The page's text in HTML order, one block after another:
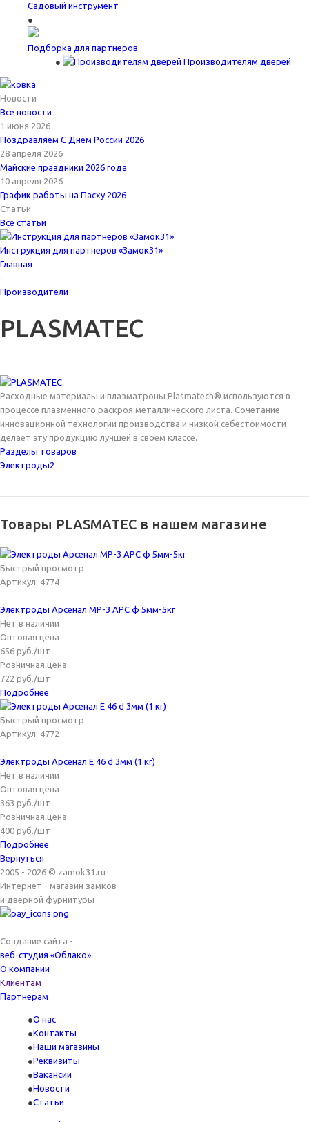
Садовый инструмент
Подборка для партнеров
Производителям дверей
Новости
Все новости
1 июня 2026
Поздравляем С Днем России 2026
28 апреля 2026
Майские праздники 2026 года
10 апреля 2026
График работы на Пасху 2026
Статьи
Все статьи
Инструкция для партнеров «Замок31»
Главная
-
Производители
PLASMATEC
Расходные материалы и плазматроны Plasmatech® используются в
процессе плазменного раскроя металлического листа. Сочетание
инновационной технологии производства и низкой себестоимости
делает эту продукцию лучшей в своем классе.
Разделы товаров
Электроды2
Товары PLASMATEC в нашем магазине
Быстрый просмотр
Артикул: 4774
Электроды Арсенал МР-3 АРС ф 5мм-5кг
Нет в наличии
Оптовая цена
656 руб./шт
Розничная цена
722 руб./шт
Подробнее
Быстрый просмотр
Артикул: 4772
Электроды Арсенал Е 46 d 3мм (1 кг)
Нет в наличии
Оптовая цена
363 руб./шт
Розничная цена
400 руб./шт
Подробнее
Вернуться
2005 - 2026 © zamok31.ru
Интернет - магазин замков
и дверной фурнитуры
Создание сайта -
веб-студия «Облако»
О компании
Клиентам
Партнерам
О нас
Контакты
Наши магазины
Реквизиты
Вакансии
Новости
Статьи